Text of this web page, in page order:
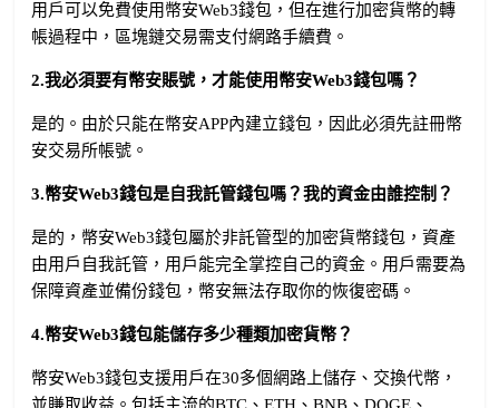
用戶可以免費使用幣安Web3錢包，但在進行加密貨幣的轉
帳過程中，區塊鏈交易需支付網路手續費。
2.我必須要有幣安賬號，才能使用幣安Web3錢包嗎？
是的。由於只能在幣安APP內建立錢包，因此必須先註冊幣
安交易所帳號。
3.幣安Web3錢包是自我託管錢包嗎？我的資金由誰控制？
是的，幣安Web3錢包屬於非託管型的加密貨幣錢包，資產
由用戶自我託管，用戶能完全掌控自己的資金。用戶需要為
保障資產並備份錢包，幣安無法存取你的恢復密碼。
4.幣安Web3錢包能儲存多少種類加密貨幣？
幣安Web3錢包支援用戶在30多個網路上儲存、交換代幣，